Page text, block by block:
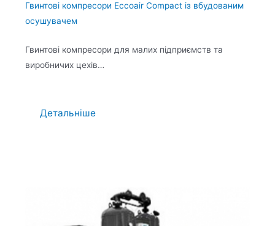
Гвинтові компресори Eccoair Compact із вбудованим
осушувачем
Гвинтові компресори для малих підприємств та
виробничих цехів…
Детальніше